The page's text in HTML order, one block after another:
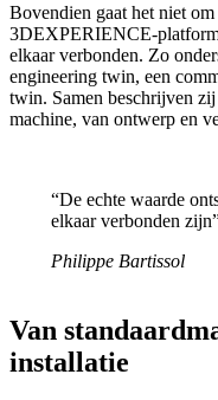
Bovendien gaat het niet
3DEXPERIENCE-
elkaar verbonden. Zo
engineering twin, een
twin. Samen beschrijven
machine, van ontwerp en
“De echte waarde
elkaar verbonden
Philippe Bartissol
Van
installatie